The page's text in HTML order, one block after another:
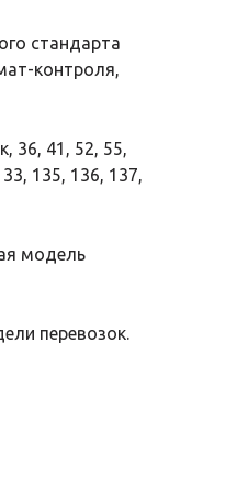
стандарта
контроля,
36, 41, 52, 55,
135, 136, 137,
модель
перевозок.